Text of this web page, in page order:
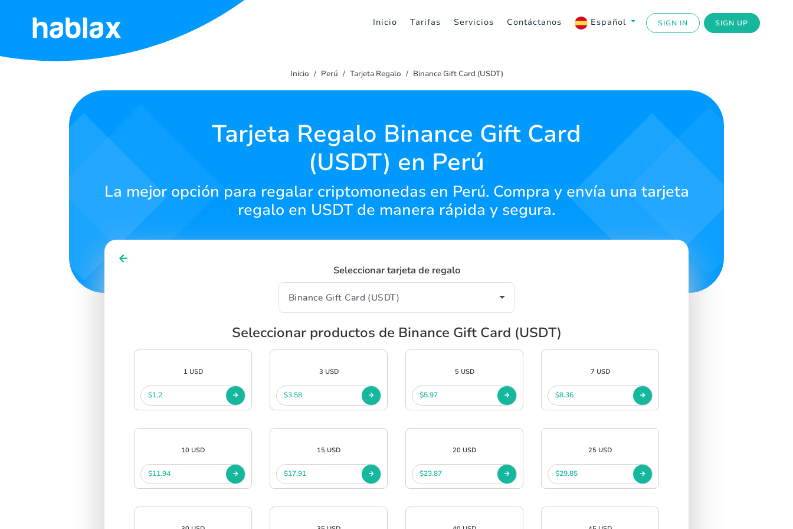
Inicio Tarifas Servicios Contáctanos Español SIGN IN SIGN UP
Inicio
Inicio Perú Tarjeta Regalo Binance Gift Card (USDT)
Tarjeta Regalo Binance Gift Card
(USDT) en Perú
La mejor opción para regalar criptomonedas en Perú. Compra y envía una tarjeta
regalo en USDT de manera rápida y segura.
Seleccionar tarjeta de regalo
Seleccionar productos de Binance Gift Card (USDT)
1 USD
$1.2
3 USD
$3.58
5 USD
$5.97
7 USD
$8.36
10 USD
$11.94
15 USD
$17.91
20 USD
$23.87
25 USD
$29.85